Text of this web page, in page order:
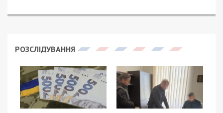
РОЗСЛІДУВАННЯ